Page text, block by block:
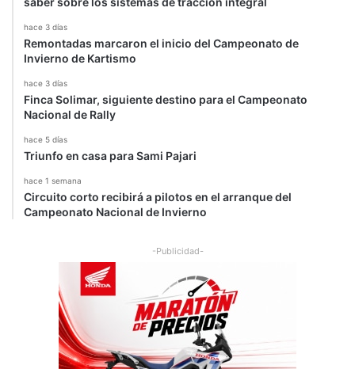
hace 3 días
Remontadas marcaron el inicio del Campeonato de
Invierno de Kartismo
hace 3 días
Finca Solimar, siguiente destino para el Campeonato
Nacional de Rally
hace 5 días
Triunfo en casa para Sami Pajari
hace 1 semana
Circuito corto recibirá a pilotos en el arranque del
Campeonato Nacional de Invierno
-Publicidad-